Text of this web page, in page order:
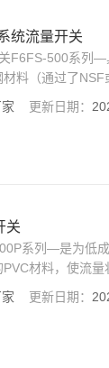
统流量开关
F6FS-500系列—
料（通过了
氯泵等。主要应
家 更新日期：
关
系列—是为低
材料，使流
主要应用：水加
家 更新日期：